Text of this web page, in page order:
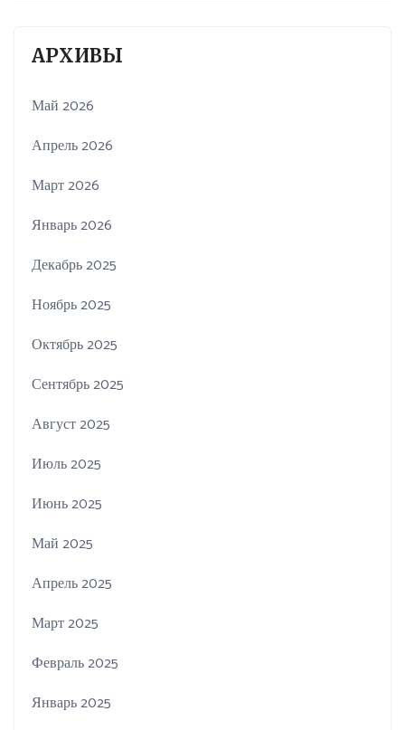
АРХИВЫ
Май 2026
Апрель 2026
Март 2026
Январь 2026
Декабрь 2025
Ноябрь 2025
Октябрь 2025
Сентябрь 2025
Август 2025
Июль 2025
Июнь 2025
Май 2025
Апрель 2025
Март 2025
Февраль 2025
Январь 2025